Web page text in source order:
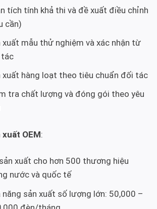
tích tính khả thi và đề xuất điều chỉnh
cần)
xuất mẫu thử nghiệm và xác nhận từ
xuất hàng loạt theo tiêu chuẩn đối tác
tra chất lượng và đóng gói theo yêu
OEM:
xuất cho hơn 500 thương hiệu
nước và quốc tế
năng sản xuất số lượng lớn: 50,000 –